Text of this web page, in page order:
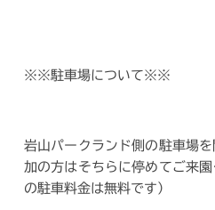
※※駐車場について※※
岩山パークランド側の駐車場
加の方はそちらに停めてご来
の駐車料金は無料です）